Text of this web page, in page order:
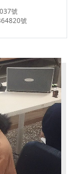
號
號